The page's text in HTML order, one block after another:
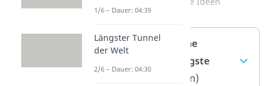
Wie findet man eine
Freundin? — häufigste
(ausklappen)
1/6 – Dauer: 04:39
Längster Tunnel
der Welt
2/6 – Dauer: 04:30